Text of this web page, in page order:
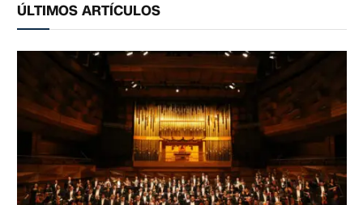
ÚLTIMOS ARTÍCULOS